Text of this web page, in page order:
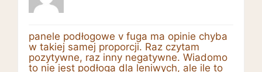
panele podłogowe v fuga ma opinie chyba
w takiej samej proporcji. Raz czytam
pozytywne, raz inny negatywne. Wiadomo
to nie jest podłoga dla leniwych, ale ile to